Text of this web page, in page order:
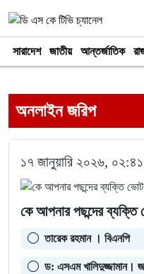
সারাদেশ জাতীয় আন্তর্জাতিক
অনলাইন জরিপ
১৭ জানুয়ারি ২০২৬,
কে আপনার পছন্দের ব্যক্তি
তারেক রহমান । বিএনপি
ড: এসএম খালিদুজ্জামান।